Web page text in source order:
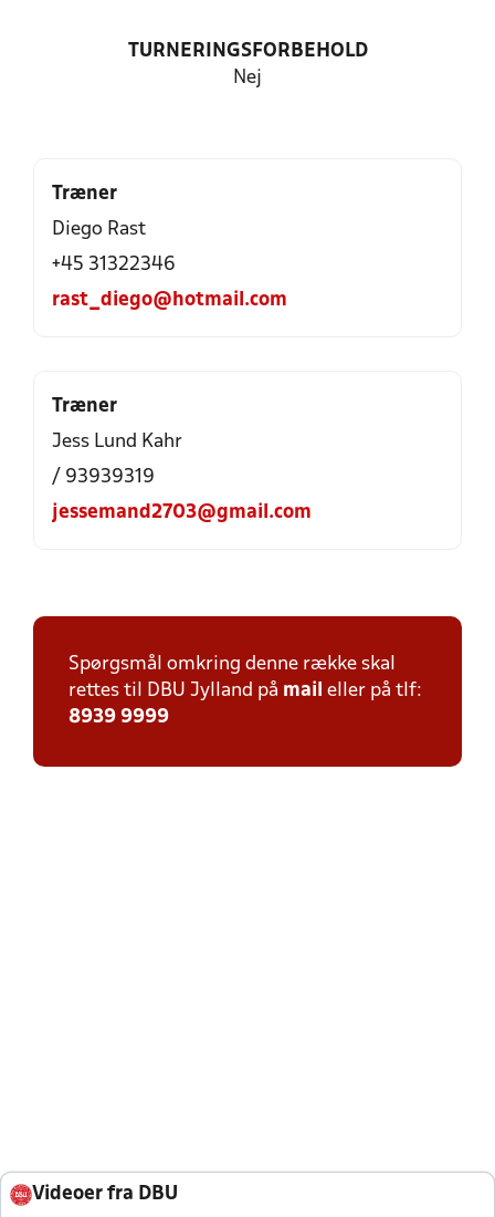
TURNERINGSFORBEHOLD
Nej
Træner
Diego Rast
+45 31322346
rast_diego@hotmail.com
Træner
Jess Lund Kahr
/ 93939319
jessemand2703@gmail.com
Spørgsmål omkring denne række skal
rettes til DBU Jylland på mail eller på tlf:
8939 9999
Videoer fra DBU